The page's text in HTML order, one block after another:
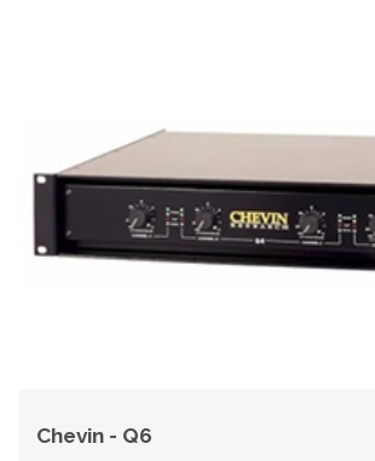
Chevin - Q6